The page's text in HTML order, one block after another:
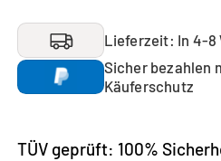
Lieferzeit: In 4-8
Sicher bezahlen
Käuferschutz
TÜV geprüft: 100%